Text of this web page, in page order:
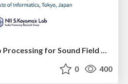
Neural Spatial Audio Processing for Sound Field Analysis and Control
0 400